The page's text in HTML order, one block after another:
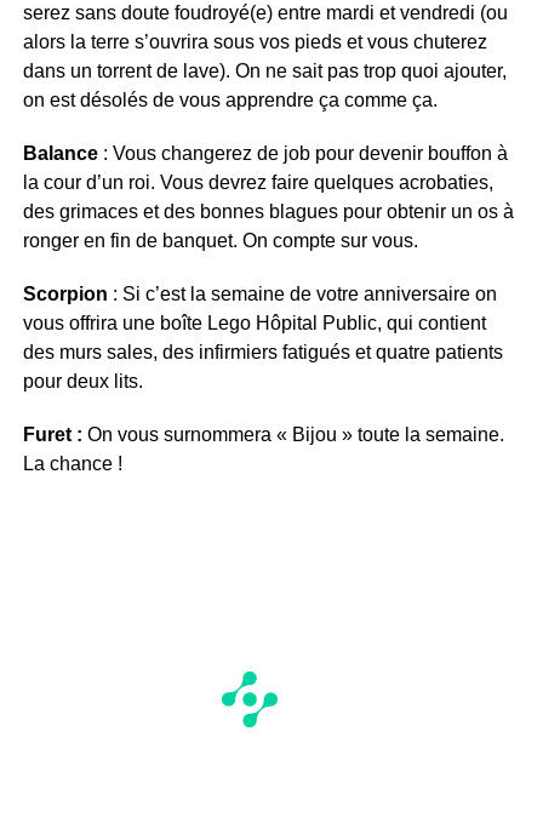
serez sans doute foudroyé(e) entre mardi et vendredi (ou
alors la terre s’ouvrira sous vos pieds et vous chuterez
dans un torrent de lave). On ne sait pas trop quoi ajouter,
on est désolés de vous apprendre ça comme ça.
Balance: Vous changerez de job pour devenir bouffon à
la cour d’un roi. Vous devrez faire quelques acrobaties,
des grimaces et des bonnes blagues pour obtenir un os à
ronger en fin de banquet. On compte sur vous.
Scorpion : Si c’est la semaine de votre anniversaire on
vous offrira une boîte Lego Hôpital Public, qui contient
des murs sales, des infirmiers fatigués et quatre patients
pour deux lits.
Furet : On vous surnommera « Bijou » toute la semaine.
La chance !